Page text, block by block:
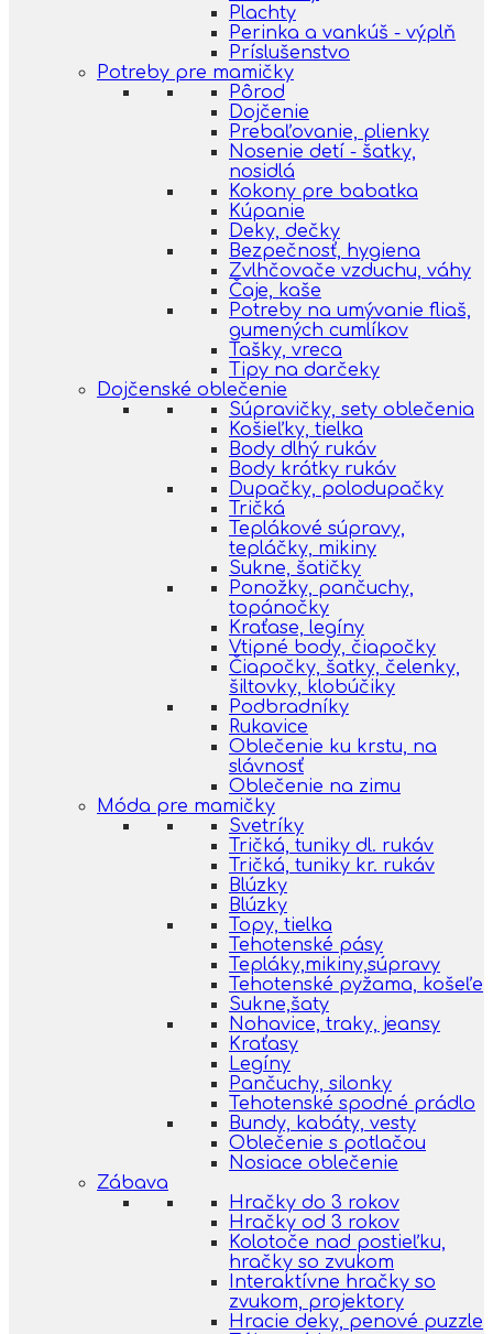
Plachty
Perinka a vankúš - výplň
Príslušenstvo
Potreby pre mamičky
Pôrod
Dojčenie
Prebaľovanie, plienky
Nosenie detí - šatky,
nosidlá
Kokony pre babatka
Kúpanie
Deky, dečky
Bezpečnosť, hygiena
Zvlhčovače vzduchu, váhy
Čaje, kaše
Potreby na umývanie fliaš,
gumených cumlíkov
Tašky, vreca
Tipy na darčeky
Dojčenské oblečenie
Súpravičky, sety oblečenia
Košieľky, tielka
Body dlhý rukáv
Body krátky rukáv
Dupačky, polodupačky
Tričká
Teplákové súpravy,
tepláčky, mikiny
Sukne, šatičky
Ponožky, pančuchy,
topánočky
Kraťase, legíny
Vtipné body, čiapočky
Čiapočky, šatky, čelenky,
šiltovky, klobúčiky
Podbradníky
Rukavice
Oblečenie ku krstu, na
slávnosť
Oblečenie na zimu
Móda pre mamičky
Svetríky
Tričká, tuniky dl. rukáv
Tričká, tuniky kr. rukáv
Blúzky
Blúzky
Topy, tielka
Tehotenské pásy
Tepláky,mikiny,súpravy
Tehotenské pyžama, košeľe
Sukne,šaty
Nohavice, traky, jeansy
Kraťasy
Legíny
Pančuchy, silonky
Tehotenské spodné prádlo
Bundy, kabáty, vesty
Oblečenie s potlačou
Nosiace oblečenie
Zábava
Hračky do 3 rokov
Hračky od 3 rokov
Kolotoče nad postieľku,
hračky so zvukom
Interaktívne hračky so
zvukom, projektory
Hracie deky, penové puzzle